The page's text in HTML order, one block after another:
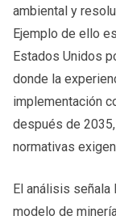
ambiental y
Ejemplo de ello
Estados Unidos
donde la
implementación
después de
normativas
El análisis señala
modelo de